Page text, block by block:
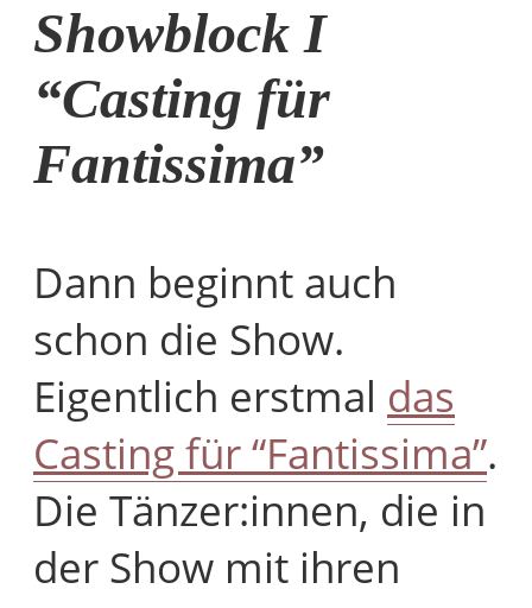
Showblock I
“Casting für
Fantissima”
Dann beginnt auch
schon die Show.
Eigentlich erstmal das
Casting für “Fantissima”.
Die Tänzer:innen, die in
der Show mit ihren